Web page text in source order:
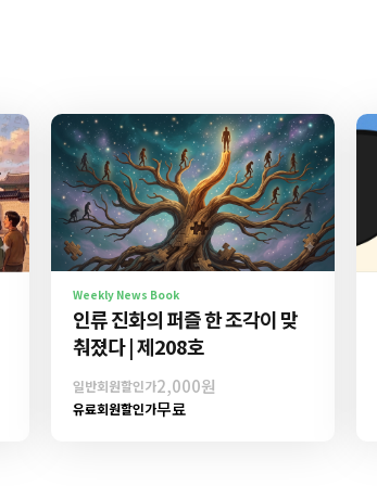
Weekly News Book
인류 진화의 퍼즐 한 조각이 맞
춰졌다 | 제208호
일반회원할인가2,000원
유료회원할인가무료